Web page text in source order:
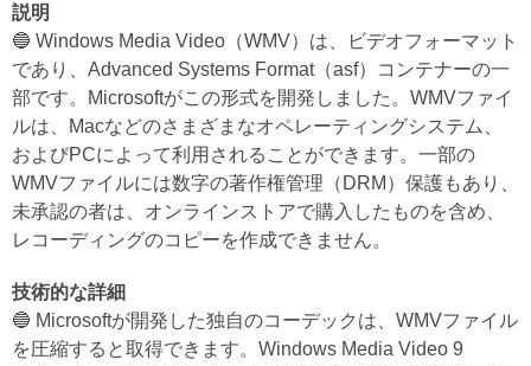
説明
🔵 Windows Media Video（WMV）は、ビデオフォーマット
であり、Advanced Systems Format（asf）コンテナーの一
部です。Microsoftがこの形式を開発しました。WMVファイ
ルは、Macなどのさまざまなオペレーティングシステム、
およびPCによって利用されることができます。一部の
WMVファイルには数字の著作権管理（DRM）保護もあり、
未承認の者は、オンラインストアで購入したものを含め、
レコーディングのコピーを作成できません。
技術的な詳細
🔵 Microsoftが開発した独自のコーデックは、WMVファイル
を圧縮すると取得できます。Windows Media Video 9